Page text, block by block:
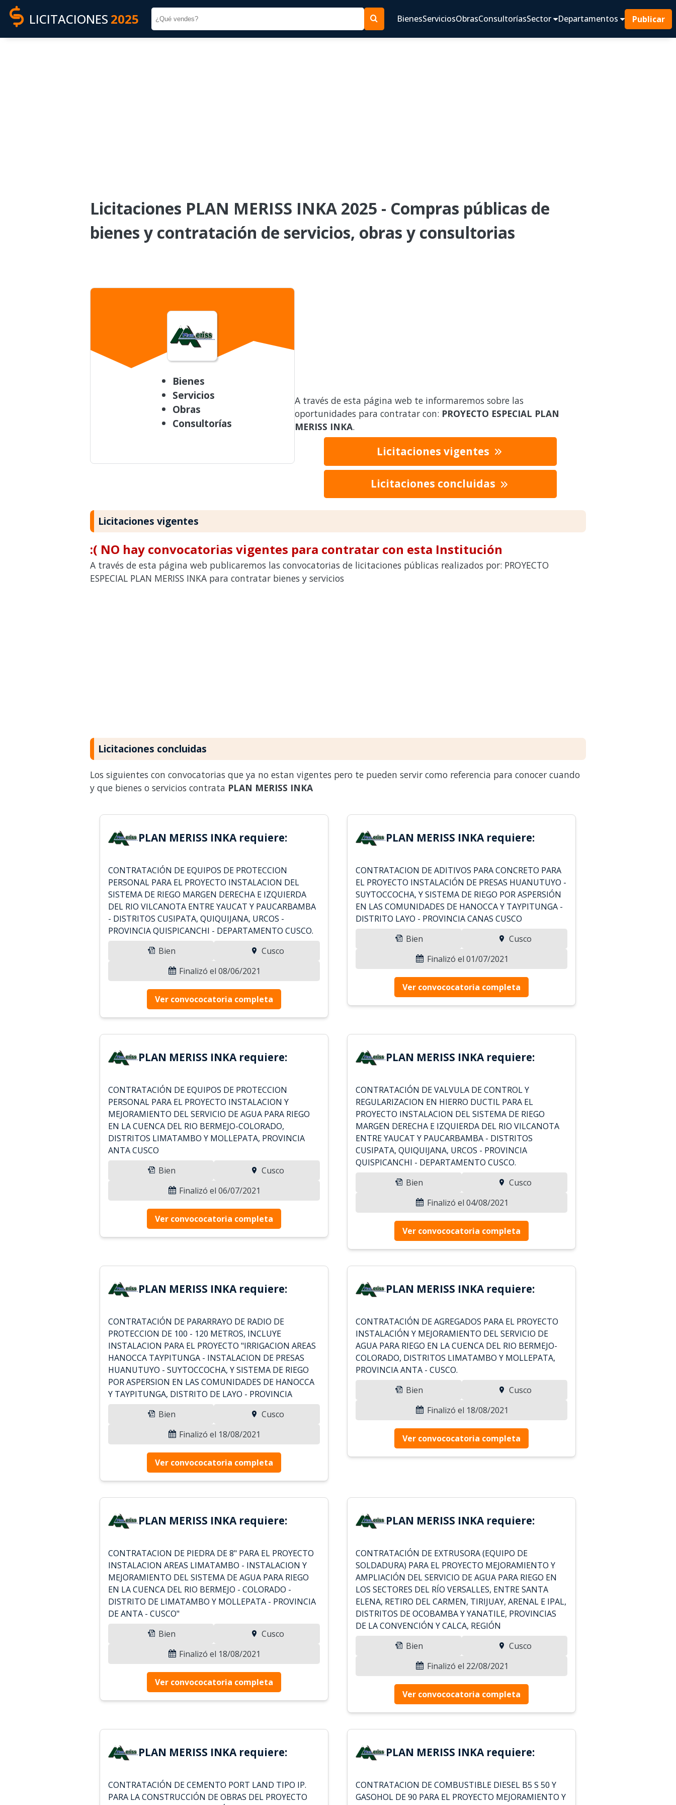
LICITACIONES 2025 BienesServiciosObrasConsultoríasSector Departamentos Publicar
Licitaciones PLAN MERISS INKA 2025 - Compras públicas de
bienes y contratación de servicios, obras y consultorias
Bienes
Servicios
Obras
Consultorías
A través de esta página web te informaremos sobre las
oportunidades para contratar con: PROYECTO ESPECIAL PLAN
MERISS INKA.
Licitaciones vigentes
Licitaciones concluidas
Licitaciones vigentes
:( NO hay convocatorias vigentes para contratar con esta Institución
A través de esta página web publicaremos las convocatorias de licitaciones públicas realizados por: PROYECTO
ESPECIAL PLAN MERISS INKA para contratar bienes y servicios
Licitaciones concluidas
Los siguientes con convocatorias que ya no estan vigentes pero te pueden servir como referencia para conocer cuando
y que bienes o servicios contrata PLAN MERISS INKA
PLAN MERISS INKA requiere:
CONTRATACIÓN DE EQUIPOS DE PROTECCION
PERSONAL PARA EL PROYECTO INSTALACION DEL
SISTEMA DE RIEGO MARGEN DERECHA E IZQUIERDA
DEL RIO VILCANOTA ENTRE YAUCAT Y PAUCARBAMBA
- DISTRITOS CUSIPATA, QUIQUIJANA, URCOS -
PROVINCIA QUISPICANCHI - DEPARTAMENTO CUSCO.
Bien
Cusco
Finalizó el 08/06/2021
Ver convococatoria completa
PLAN MERISS INKA requiere:
CONTRATACION DE ADITIVOS PARA CONCRETO PARA
EL PROYECTO INSTALACIÓN DE PRESAS HUANUTUYO -
SUYTOCCOCHA, Y SISTEMA DE RIEGO POR ASPERSIÓN
EN LAS COMUNIDADES DE HANOCCA Y TAYPITUNGA -
DISTRITO LAYO - PROVINCIA CANAS CUSCO
Bien
Cusco
Finalizó el 01/07/2021
Ver convococatoria completa
PLAN MERISS INKA requiere:
CONTRATACIÓN DE EQUIPOS DE PROTECCION
PERSONAL PARA EL PROYECTO INSTALACION Y
MEJORAMIENTO DEL SERVICIO DE AGUA PARA RIEGO
EN LA CUENCA DEL RIO BERMEJO-COLORADO,
DISTRITOS LIMATAMBO Y MOLLEPATA, PROVINCIA
ANTA CUSCO
Bien
Cusco
Finalizó el 06/07/2021
Ver convococatoria completa
PLAN MERISS INKA requiere:
CONTRATACIÓN DE VALVULA DE CONTROL Y
REGULARIZACION EN HIERRO DUCTIL PARA EL
PROYECTO INSTALACION DEL SISTEMA DE RIEGO
MARGEN DERECHA E IZQUIERDA DEL RIO VILCANOTA
ENTRE YAUCAT Y PAUCARBAMBA - DISTRITOS
CUSIPATA, QUIQUIJANA, URCOS - PROVINCIA
QUISPICANCHI - DEPARTAMENTO CUSCO.
Bien
Cusco
Finalizó el 04/08/2021
Ver convococatoria completa
PLAN MERISS INKA requiere:
CONTRATACIÓN DE PARARRAYO DE RADIO DE
PROTECCION DE 100 - 120 METROS, INCLUYE
INSTALACION PARA EL PROYECTO "IRRIGACION AREAS
HANOCCA TAYPITUNGA - INSTALACION DE PRESAS
HUANUTUYO - SUYTOCCOCHA, Y SISTEMA DE RIEGO
POR ASPERSION EN LAS COMUNIDADES DE HANOCCA
Y TAYPITUNGA, DISTRITO DE LAYO - PROVINCIA
Bien
Cusco
Finalizó el 18/08/2021
Ver convococatoria completa
PLAN MERISS INKA requiere:
CONTRATACIÓN DE AGREGADOS PARA EL PROYECTO
INSTALACIÓN Y MEJORAMIENTO DEL SERVICIO DE
AGUA PARA RIEGO EN LA CUENCA DEL RIO BERMEJO-
COLORADO, DISTRITOS LIMATAMBO Y MOLLEPATA,
PROVINCIA ANTA - CUSCO.
Bien
Cusco
Finalizó el 18/08/2021
Ver convococatoria completa
PLAN MERISS INKA requiere:
CONTRATACION DE PIEDRA DE 8" PARA EL PROYECTO
INSTALACION AREAS LIMATAMBO - INSTALACION Y
MEJORAMIENTO DEL SISTEMA DE AGUA PARA RIEGO
EN LA CUENCA DEL RIO BERMEJO - COLORADO -
DISTRITO DE LIMATAMBO Y MOLLEPATA - PROVINCIA
DE ANTA - CUSCO"
Bien
Cusco
Finalizó el 18/08/2021
Ver convococatoria completa
PLAN MERISS INKA requiere:
CONTRATACIÓN DE EXTRUSORA (EQUIPO DE
SOLDADURA) PARA EL PROYECTO MEJORAMIENTO Y
AMPLIACIÓN DEL SERVICIO DE AGUA PARA RIEGO EN
LOS SECTORES DEL RÍO VERSALLES, ENTRE SANTA
ELENA, RETIRO DEL CARMEN, TIRIJUAY, ARENAL E IPAL,
DISTRITOS DE OCOBAMBA Y YANATILE, PROVINCIAS
DE LA CONVENCIÓN Y CALCA, REGIÓN
Bien
Cusco
Finalizó el 22/08/2021
Ver convococatoria completa
PLAN MERISS INKA requiere:
CONTRATACIÓN DE CEMENTO PORT LAND TIPO IP.
PARA LA CONSTRUCCIÓN DE OBRAS DEL PROYECTO
PLAN MERISS INKA requiere:
CONTRATACION DE COMBUSTIBLE DIESEL B5 S 50 Y
GASOHOL DE 90 PARA EL PROYECTO MEJORAMIENTO Y